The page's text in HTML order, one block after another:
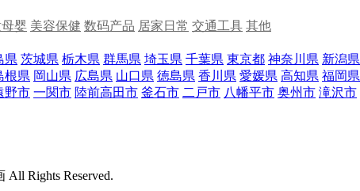
母婴 美容保健 数码产品 居家日常 交通工具 其他
県 茨城県 栃木県 群馬県 埼玉県 千葉県 東京都 神奈川県 新潟県
根県 岡山県 広島県 山口県 徳島県 香川県 愛媛県 高知県 福岡県
野市 一関市 陸前高田市 釜石市 二戸市 八幡平市 奥州市 滝沢市
Rights Reserved.